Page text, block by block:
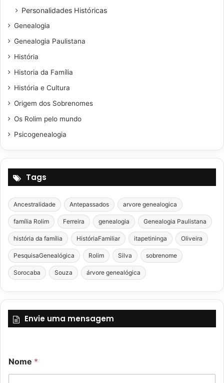
Personalidades Históricas
Genealogia
Genealogia Paulistana
História
Historia da Família
História e Cultura
Origem dos Sobrenomes
Os Rolim pelo mundo
Psicogenealogia
Tags
Ancestralidade Antepassados arvore genealogica
família Rolim Ferreira genealogia Genealogia Paulistana
história da família HistóriaFamiliar itapetininga Oliveira
PesquisaGenealógica Rolim Silva sobrenome
Sorocaba Souza árvore genealógica
Envie uma mensagem
Nome *